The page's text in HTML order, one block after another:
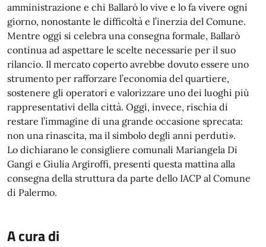
amministrazione e chi Ballarò lo vive e lo fa vivere ogni
giorno, nonostante le difficoltà e l’inerzia del Comune.
Mentre oggi si celebra una consegna formale, Ballarò
continua ad aspettare le scelte necessarie per il suo
rilancio. Il mercato coperto avrebbe dovuto essere uno
strumento per rafforzare l’economia del quartiere,
sostenere gli operatori e valorizzare uno dei luoghi più
rappresentativi della città. Oggi, invece, rischia di
restare l’immagine di una grande occasione sprecata:
non una rinascita, ma il simbolo degli anni perduti».
Lo dichiarano le consigliere comunali Mariangela Di
Gangi e Giulia Argiroffi, presenti questa mattina alla
consegna della struttura da parte dello IACP al Comune
di Palermo.
A cura di